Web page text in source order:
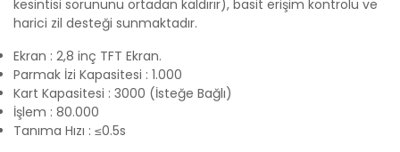
kesintisi sorununu ortadan kaldırır), basit erişim kontrolü ve
harici zil desteği sunmaktadır.
Ekran : 2,8 inç TFT Ekran.
Parmak İzi Kapasitesi : 1.000
Kart Kapasitesi : 3000 (İsteğe Bağlı)
İşlem : 80.000
Tanıma Hızı : ≤0.5s